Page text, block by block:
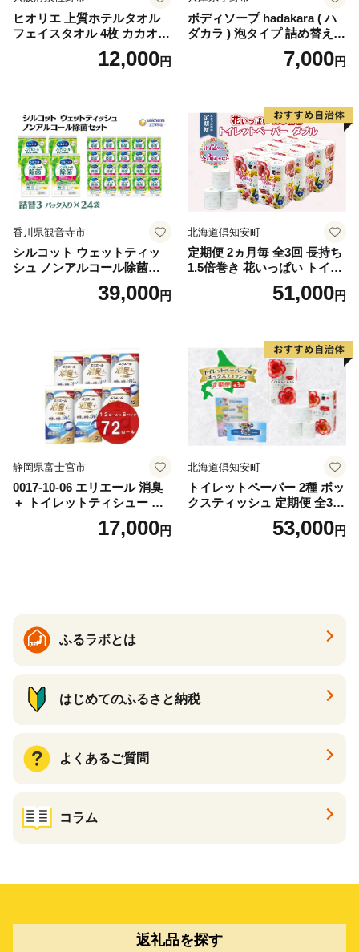
ヒオリエ 上質ホテルタオル
フェイスタオル 4枚 カカオ
【タオル 泉州タオル 吸水 普
段使い 無地 シンプル 日用品
12,000円
ボディソープ hadakara ( ハ
ダカラ ) 泡タイプ 詰め替え 4
40ml×4袋 ボディーソープ 泡
ボディソープ 泡 日用品 消耗
泡石鹸 石鹸 兵庫 兵庫県 小野
7,000円
香川県観音寺市
シルコット ウェットティッ
シュ ノンアルコール除菌詰
替（43枚×3P）×24袋 日用品
おもちゃ 拭き取り 手拭き 外
39,000円
北海道倶知安町
定期便 2ヵ月毎 全3回 長持ち
1.5倍巻き 花いっぱい トイレ
ットペーパー ダブル 45ｍ 計
72ロール 全18種 花柄 プリン
ー 消耗品 備蓄 送料無料 北海
道 倶知安町 日用品
51,000円
静岡県富士宮市
0017-10-06 エリエール 消臭
＋ トイレットティシュー し
っかり香るフレッシュクリア
の香り ダブル 12ロール×6パ
17,000円
北海道倶知安町
トイレットペーパー 2種 ボッ
クスティッシュ 定期便 全3
回 日本製 まとめ買い 防災
常備品 日用雑貨 消耗品 生活
53,000円
ふるラボとは
はじめてのふるさと納税
よくあるご質問
コラム
返礼品を探す